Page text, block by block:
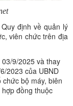
định về quản lý
viên chức trên địa
9/2025 và thay
2023 của UBND
bộ máy, biên
đồng thuộc